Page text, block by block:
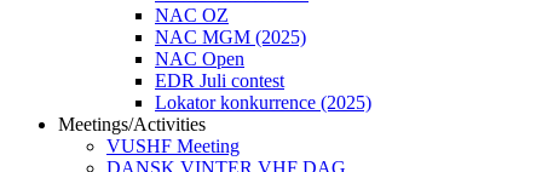
NAC OZ
NAC MGM (2025)
NAC Open
EDR Juli contest
Lokator konkurrence (2025)
Meetings/Activities
VUSHF Meeting
DANSK VINTER VHF DAG